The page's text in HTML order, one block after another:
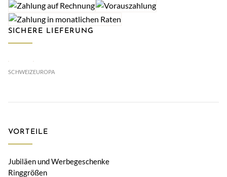
SICHERE LIEFERUNG
SCHWEIZEUROPA
VORTEILE
Jubiläen und Werbegeschenke
Ringgrößen